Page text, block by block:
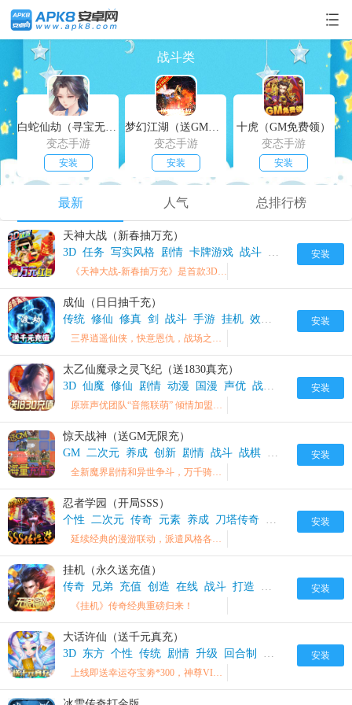
战斗类
白蛇仙劫（寻宝无限真充）
变态手游
安装
梦幻江湖（送GM特权）
变态手游
安装
十虎（GM免费领）
变态手游
安装
最新 人气 总排行榜
安装
天神大战（新春抽万充）
3D 任务 写实风格 剧情 卡牌游戏 战斗 搭配 放置类
《天神大战-新春抽万充》是首款3D放置类卡牌游戏
安装
成仙（日日抽千充）
传统 修仙 修真 剑 战斗 手游 挂机 效果 杀戮
三界逍遥仙侠，快意恩仇，战场之下皆朋友
安装
太乙仙魔录之灵飞纪（送1830真充）
3D 仙魔 修仙 剧情 动漫 国漫 声优 战斗 正版
原班声优团队“音熊联萌” 倾情加盟配音、全程CG剧情
安装
惊天战神（送GM无限充）
GM 二次元 养成 创新 剧情 战斗 战棋 战神 搭配 无限
全新魔界剧情和异世争斗，万千骑士共聚王城谁与争锋？
安装
忍者学园（开局SSS）
个性 二次元 传奇 元素 养成 刀塔传奇 刺客 卡牌手游
延续经典的漫游联动，派遣风格各异的忍者战斗
安装
挂机（永久送充值）
传奇
兄弟 充值 创造 在线 战斗 打造 挂机 爆炸
《挂机》传奇经典重磅归来！
安装
大话许仙（送千元真充）
3D 东方 个性 传统 剧情 升级 回合制 战斗 战斗机
上线即送幸运夺宝劵*300，神尊VIP，绑定元宝*188888，铜币*688W，中宝石袋*10